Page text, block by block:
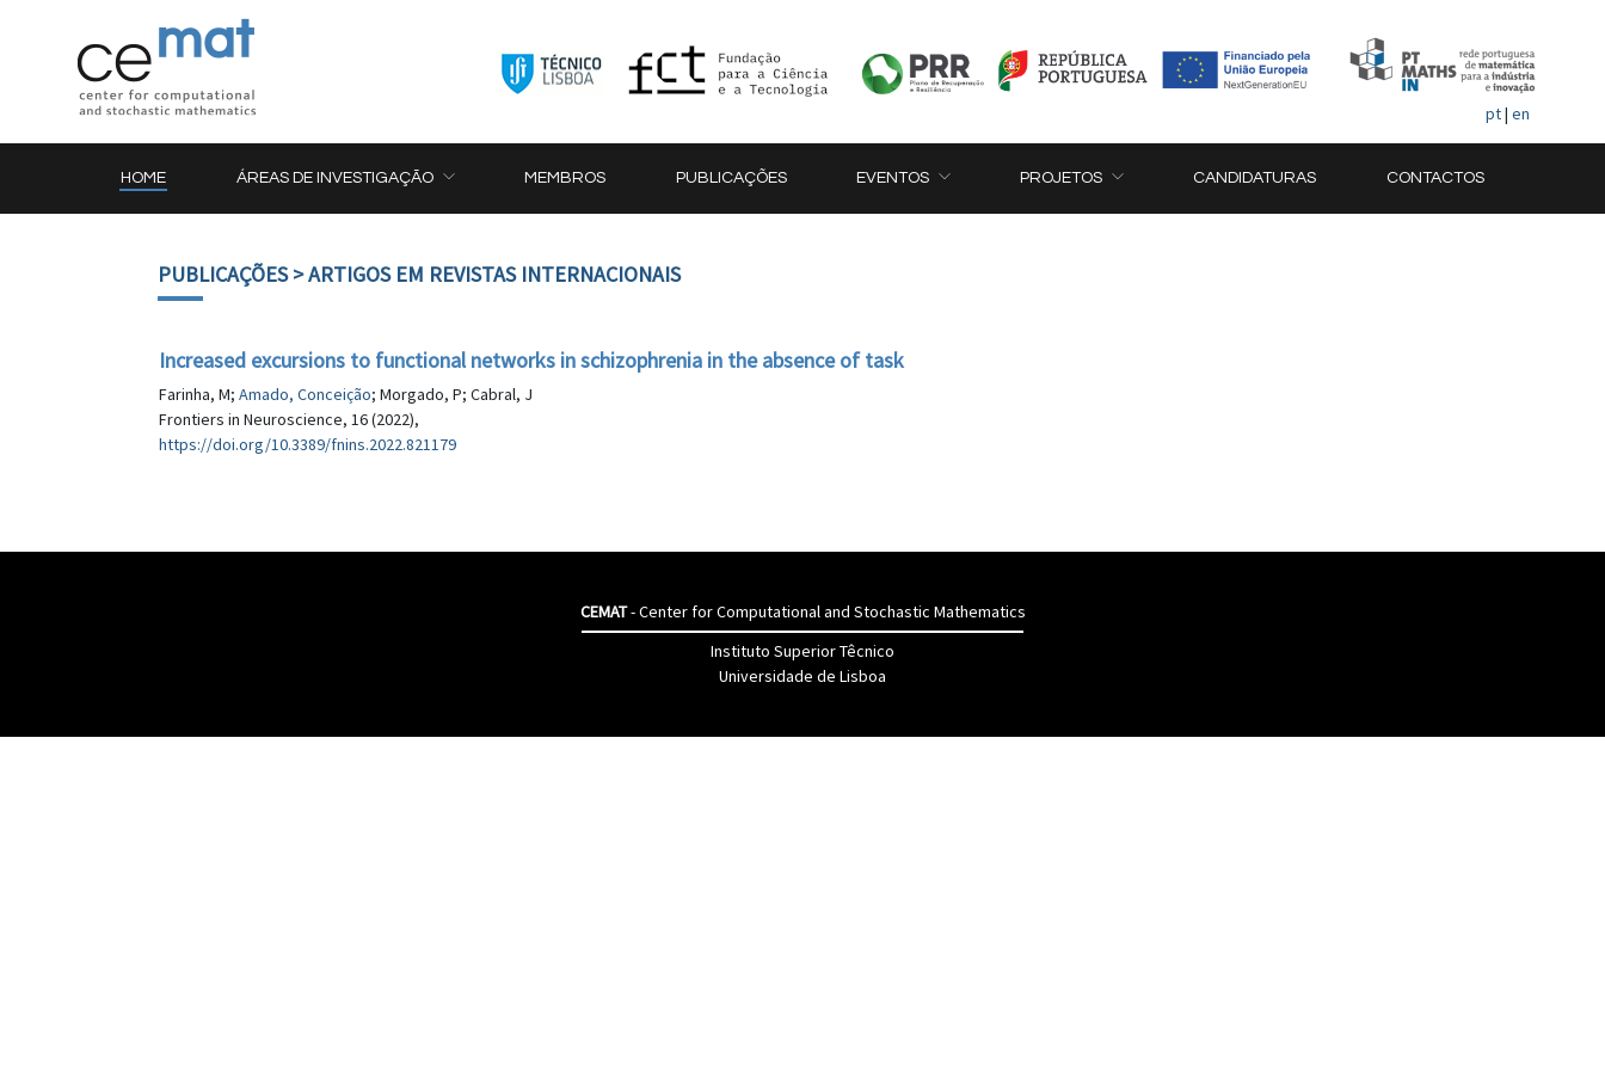
pt| en
HOME ÁREAS DE INVESTIGAÇÃO MEMBROS PUBLICAÇÕES EVENTOS PROJETOS CANDIDATURAS CONTACTOS
PUBLICAÇÕES> ARTIGOS EM REVISTAS INTERNACIONAIS
Increased excursions to functional networks in schizophrenia in the absence of task
Farinha, M; Amado, Conceição; Morgado, P; Cabral, J
Frontiers in Neuroscience, 16 (2022),
https://doi.org/10.3389/fnins.2022.821179
CEMAT- Center for Computational and Stochastic Mathematics
Instituto Superior Têcnico
Universidade de Lisboa